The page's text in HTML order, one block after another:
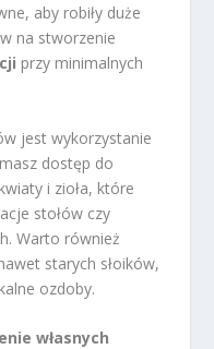
aby robiły duże
na stworzenie
przy minimalnych
jest wykorzystanie
masz dostęp do
i zioła, które
stołów czy
Warto również
starych słoików,
ozdoby.
własnych